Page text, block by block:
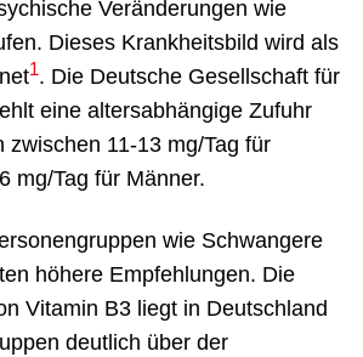
Veränderungen wie
Dieses Krankheitsbild wird als
1. Die Deutsche Gesellschaft für
eine altersabhängige Zufuhr
zwischen 11-13 mg/Tag für
mg/Tag für Männer.
wie Schwangere
höhere Empfehlungen. Die
Vitamin B3 liegt in Deutschland
deutlich über der